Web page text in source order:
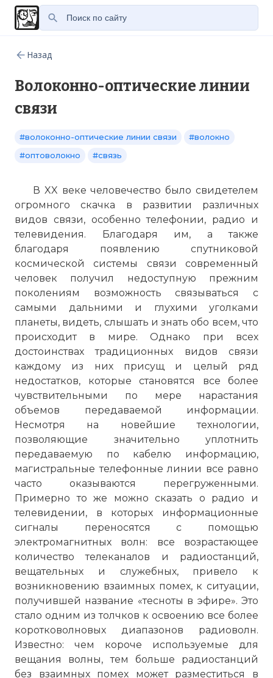
Назад
Волоконно-оптические линии
связи
#волоконно-оптические линии связи
#волокно
#оптоволокно
#связь
В XX веке человечество было свидетелем
огромного скачка в развитии различных
видов связи, особенно телефонии, радио и
телевидения. Благодаря им, а также
благодаря появлению спутниковой
космической системы связи современный
человек получил недоступную прежним
поколениям возможность связываться с
самыми дальними и глухими уголками
планеты, видеть, слышать и знать обо всем, что
происходит в мире. Однако при всех
достоинствах традиционных видов связи
каждому из них присущ и целый ряд
недостатков, которые становятся все более
чувствительными по мере нарастания
объемов передаваемой информации.
Несмотря на новейшие технологии,
позволяющие значительно уплотнить
передаваемую по кабелю информацию,
магистральные телефонные линии все равно
часто оказываются перегруженными.
Примерно то же можно сказать о радио и
телевидении, в которых информационные
сигналы переносятся с помощью
электромагнитных волн: все возрастающее
количество телеканалов и радиостанций,
вещательных и служебных, привело к
возникновению взаимных помех, к ситуации,
получившей название «тесноты в эфире». Это
стало одним из толчков к освоению все более
коротковолновых диапазонов радиоволн.
Известно: чем короче используемые для
вещания волны, тем больше радиостанций
без взаимных помех может разместиться в